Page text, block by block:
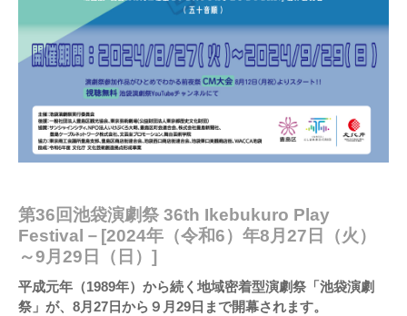
第36回池袋演劇祭 36th Ikebukuro Play
Festival－[2024年（令和6）年8月27日（火）
～9月29日（日）]
平成元年（1989年）から続く地域密着型演劇祭「池袋演劇
祭」が、8月27日から９月29日まで開幕されます。